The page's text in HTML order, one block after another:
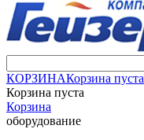
КОРЗИНАКорзина пуста
Корзина пуста
Корзина
оборудование